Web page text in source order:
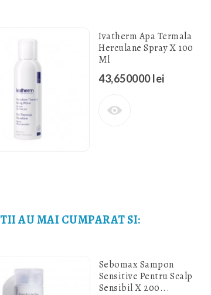
Ivatherm Apa Termala
Herculane Spray X 100
Ml
43,650000 lei
AU MAI CUMPARAT SI:
Sebomax Sampon
Sensitive Pentru Scalp
Sensibil X 200...